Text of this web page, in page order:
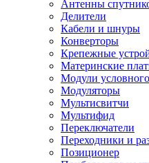
Антенны
Делители
Кабели и шнуры
Конверторы
Крепежные
Материнские
Модули
Модуляторы
Мультисвитчи
Мультифид
Переключатели
Переходники и
Позиционер